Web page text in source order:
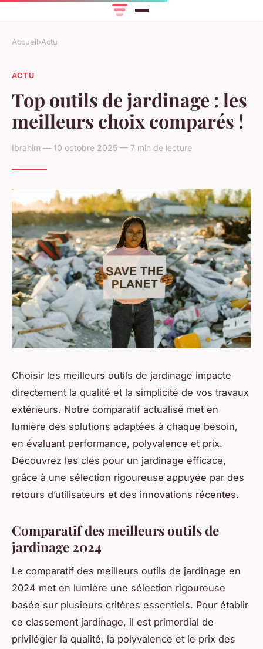
Accueil›Actu
ACTU
Top outils de jardinage : les
meilleurs choix comparés !
Ibrahim — 10 octobre 2025 — 7 min de lecture
Choisir les meilleurs outils de jardinage impacte
directement la qualité et la simplicité de vos travaux
extérieurs. Notre comparatif actualisé met en
lumière des solutions adaptées à chaque besoin,
en évaluant performance, polyvalence et prix.
Découvrez les clés pour un jardinage efficace,
grâce à une sélection rigoureuse appuyée par des
retours d’utilisateurs et des innovations récentes.
Comparatif des meilleurs outils de
jardinage 2024
Le comparatif des meilleurs outils de jardinage en
2024 met en lumière une sélection rigoureuse
basée sur plusieurs critères essentiels. Pour établir
ce classement jardinage, il est primordial de
privilégier la qualité, la polyvalence et le prix des